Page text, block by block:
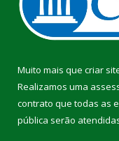
Muito mais que criar
Realizamos uma
contrato que todas as
pública serão